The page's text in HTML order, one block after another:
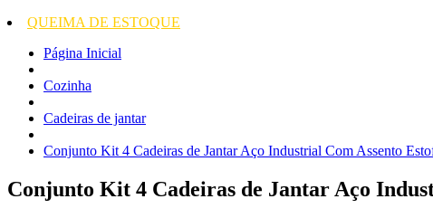
QUEIMA DE ESTOQUE
Página Inicial
Cozinha
Cadeiras de jantar
Conjunto Kit 4 Cadeiras de Jantar Aço Industrial Com Assento
Conjunto Kit 4 Cadeiras de Jantar Aço